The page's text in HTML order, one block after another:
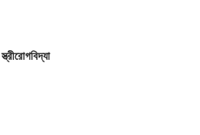
স্ত্রীরোগবিদ্যা